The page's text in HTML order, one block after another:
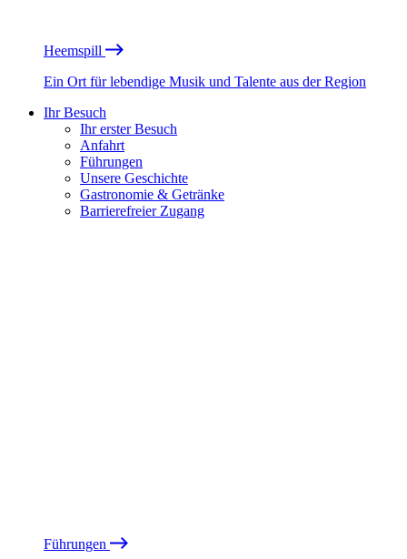
Heemspill
Ein Ort für lebendige Musik und Talente aus der Region
Ihr Besuch
Ihr erster Besuch
Anfahrt
Führungen
Unsere Geschichte
Gastronomie & Getränke
Barrierefreier Zugang
Führungen